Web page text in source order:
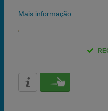
Mais informação